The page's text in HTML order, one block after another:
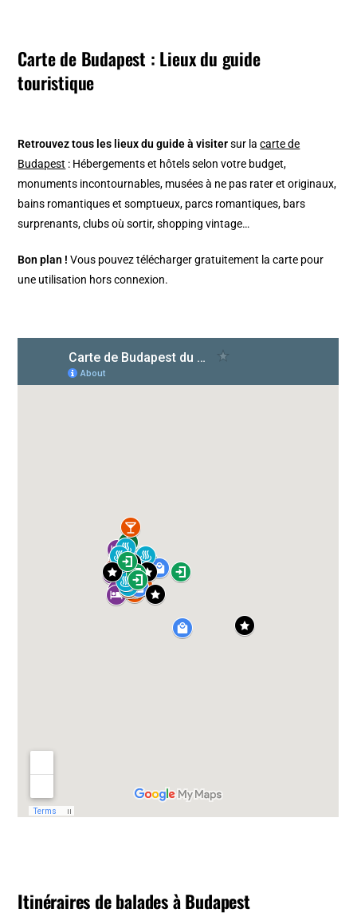
Carte de Budapest : Lieux du guide
touristique
Retrouvez tous les lieux du guide à visitersur lacarte de
Budapest : Hébergements et hôtels selon votre budget,
monuments incontournables, musées à ne pas rater et originaux,
bains romantiques et somptueux, parcs romantiques, bars
surprenants, clubs où sortir, shopping vintage…
Bon plan ! Vous pouvez télécharger gratuitement la carte pour
une utilisation hors connexion.
Itinéraires de balades à Budapest